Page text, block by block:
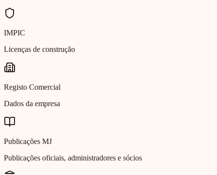
IMPIC
Licenças de construção
Registo Comercial
Dados da empresa
Publicações MJ
Publicações oficiais, administradores e sócios